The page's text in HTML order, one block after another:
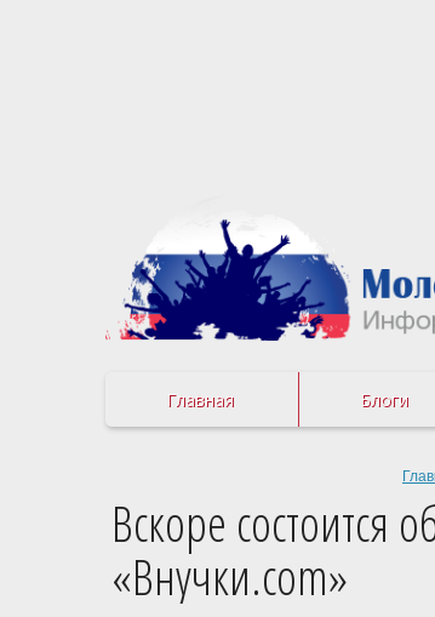
Главная Блоги
Вскоре состоится
«Внучки.com»